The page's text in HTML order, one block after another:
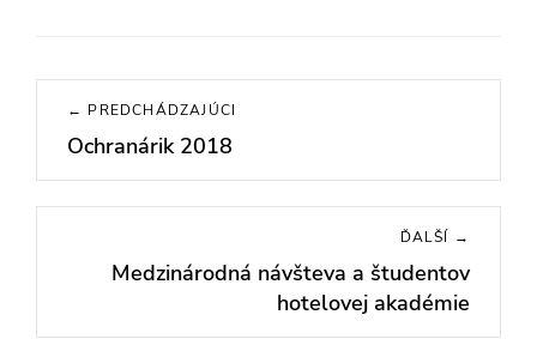
Navigácia
článku
← PREDCHÁDZAJÚCI
Previous
post:
Ochranárik 2018
ĎALŠÍ →
Medzinárodná návšteva a študentov
hotelovej akadémie